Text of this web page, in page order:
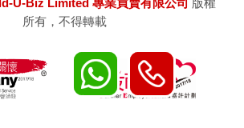
U-Biz Limited 專業買賣有限公司 版權
所有，不得轉載